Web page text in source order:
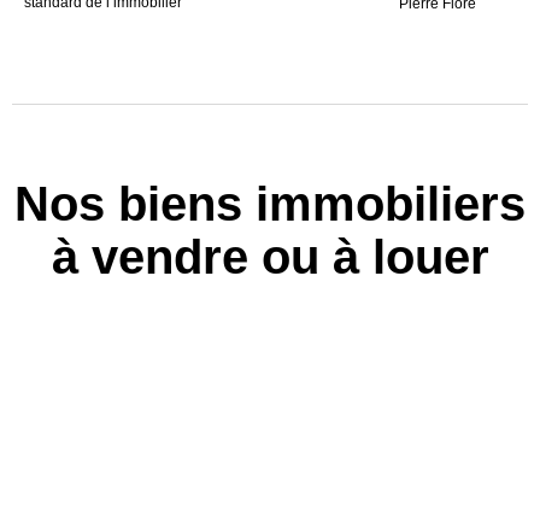
Nos biens immobiliers
à vendre ou à louer